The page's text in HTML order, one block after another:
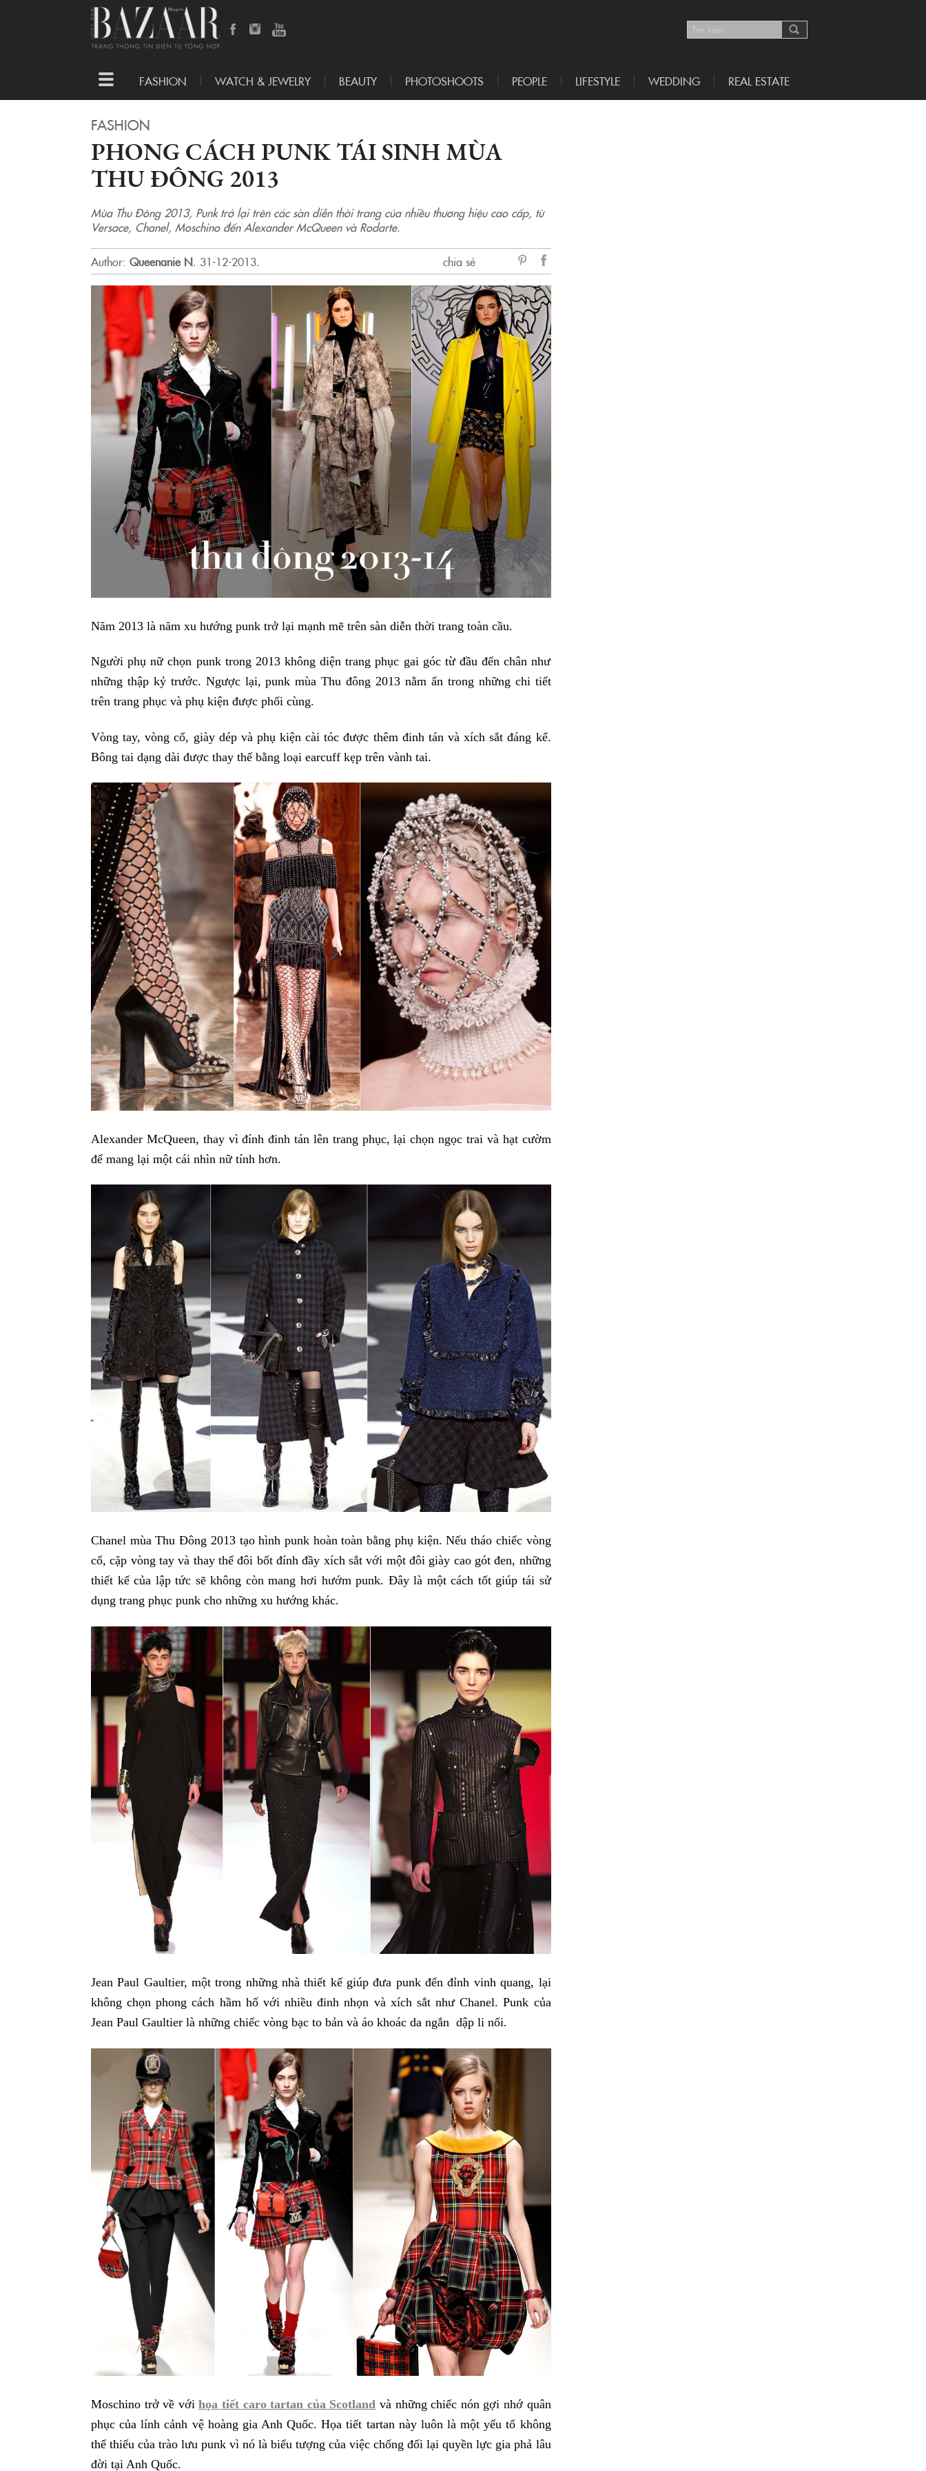
Toggle
navigation
FASHION WATCH & JEWELRY BEAUTY PHOTOSHOOTS PEOPLE LIFESTYLE WEDDING REAL ESTATE
FASHION
PHONG CÁCH PUNK TÁI SINH MÙA
THU ĐÔNG 2013
Mùa Thu Đông 2013, Punk trở lại trên các sàn diễn thời trang của nhiều thương hiệu cao cấp, từ
Versace, Chanel, Moschino đến Alexander McQueen và Rodarte.
Author: Queenanie N. 31-12-2013.
chia sẻ
Facebook
Năm 2013 là năm xu hướng punk trở lại mạnh mẽ trên sàn diễn thời trang toàn cầu.
Người phụ nữ chọn punk trong 2013 không diện trang phục gai góc từ đầu đến chân như
những thập kỷ trước. Ngược lại, punk mùa Thu đông 2013 nằm ẩn trong những chi tiết
trên trang phục và phụ kiện được phối cùng.
Vòng tay, vòng cổ, giày dép và phụ kiện cài tóc được thêm đinh tán và xích sắt đáng kể.
Bông tai dạng dài được thay thế bằng loại earcuff kẹp trên vành tai.
Alexander McQueen, thay vì đính đinh tán lên trang phục, lại chọn ngọc trai và hạt cườm
để mang lại một cái nhìn nữ tính hơn.
Chanel mùa Thu Đông 2013 tạo hình punk hoàn toàn bằng phụ kiện. Nếu tháo chiếc vòng
cổ, cặp vòng tay và thay thế đôi bốt đính đầy xích sắt với một đôi giày cao gót đen, những
thiết kế của lập tức sẽ không còn mang hơi hướm punk. Đây là một cách tốt giúp tái sử
dụng trang phục punk cho những xu hướng khác.
Jean Paul Gaultier, một trong những nhà thiết kế giúp đưa punk đến đỉnh vinh quang, lại
không chọn phong cách hầm hố với nhiều đinh nhọn và xích sắt như Chanel. Punk của
Jean Paul Gaultier là những chiếc vòng bạc to bản và áo khoác da ngắn dập li nổi.
Moschino trở về vớihọa tiết caro tartan của Scotland và những chiếc nón gợi nhớ quân
phục của lính cảnh vệ hoàng gia Anh Quốc. Họa tiết tartan này luôn là một yếu tố không
thể thiếu của trào lưu punk vì nó là biểu tượng của việc chống đối lại quyền lực gia phả lâu
đời tại Anh Quốc.